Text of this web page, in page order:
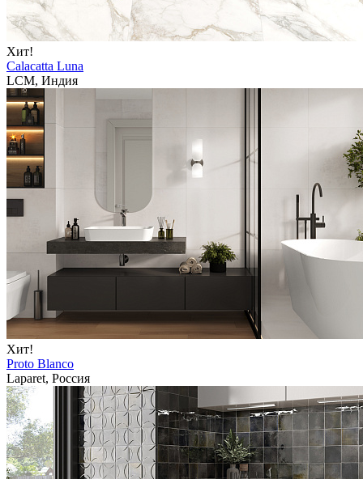
Хит!
Calacatta Luna
LCM, Индия
Хит!
Proto Blanco
Laparet, Россия